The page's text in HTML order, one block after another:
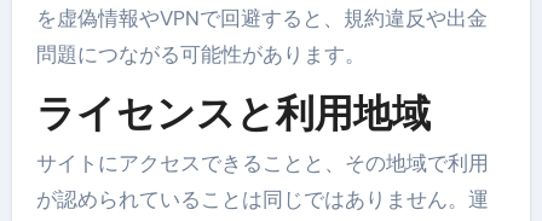
を虚偽情報やVPNで回避すると、規約違反や出金
問題につながる可能性があります。
ライセンスと利用地域
サイトにアクセスできることと、その地域で利用
が認められていることは同じではありません。運